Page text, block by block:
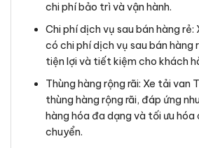
chi phí bảo trì và vận hành.
Chi phí dịch vụ sau bán hàng rẻ:
có chi phí dịch vụ sau bán hàng
tiện lợi và tiết kiệm cho khách
Thùng hàng rộng rãi: Xe tải van
thùng hàng rộng rãi, đáp ứng
hàng hóa đa dạng và tối ưu hóa
chuyển.